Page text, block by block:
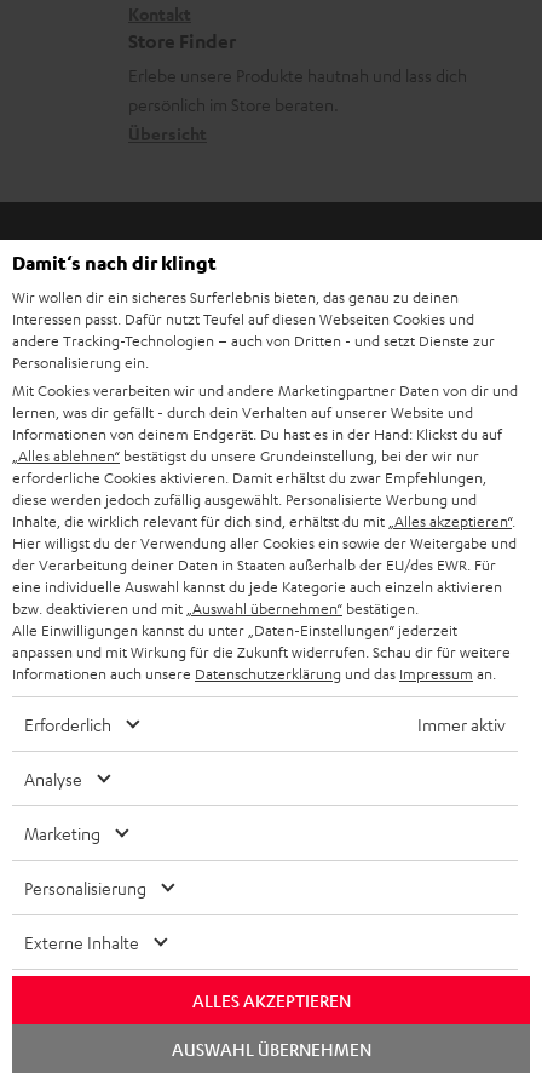
a
r
a
i
e
ü
c
a
h
m
e
k
o
d
a
n
Store Finder
Erlebe unsere Produkte hautnah und lass dich
persönlich im Store beraten.
8 Wochen Rückgaberecht
9 Teufel Stores
Mehr als 45 Jahre Erfahrung
Teufel Blog
Audio-Technologien, HiFi-Trends, Tipps & Tricks
Teufel Support
Häufige Fragen
Rückgabe / Rücktritt
Sendungsverfolgung
Damit‘s nach dir klingt
Wir wollen dir ein sicheres Surferlebnis bieten, das genau zu deinen
Interessen passt. Dafür nutzt Teufel auf diesen Webseiten Cookies und
andere Tracking-Technologien – auch von Dritten - und setzt Dienste zur
Personalisierung ein.
Mit Cookies verarbeiten wir und andere Marketingpartner Daten von dir und
lernen, was dir gefällt - durch dein Verhalten auf unserer Website und
Informationen von deinem Endgerät. Du hast es in der Hand: Klickst du auf
„Alles ablehnen“ bestätigst du unsere Grundeinstellung, bei der wir nur
erforderliche Cookies aktivieren. Damit erhältst du zwar Empfehlungen,
diese werden jedoch zufällig ausgewählt. Personalisierte Werbung und
Inhalte, die wirklich relevant für dich sind, erhältst du mit „Alles akzeptieren“.
Hier willigst du der Verwendung aller Cookies ein sowie der Weitergabe und
der Verarbeitung deiner Daten in Staaten außerhalb der EU/des EWR. Für
eine individuelle Auswahl kannst du jede Kategorie auch einzeln aktivieren
bzw. deaktivieren und mit „Auswahl übernehmen“ bestätigen.
Alle Einwilligungen kannst du unter „Daten-Einstellungen“ jederzeit
anpassen und mit Wirkung für die Zukunft widerrufen. Schau dir für weitere
Informationen auch unsere Datenschutzerklärung und das Impressum an.
Erforderlich Immer aktiv
Analyse
Marketing
Personalisierung
Externe Inhalte
ALLES AKZEPTIEREN
AUSWAHL ÜBERNEHMEN